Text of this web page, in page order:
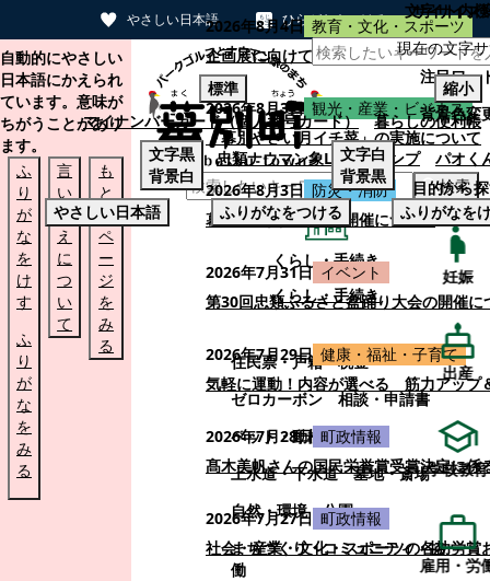
やさしい日本語 ひらがなをつける
本文へスキップする
自動的にやさしい
日本語にかえられ
ています。意味が
ちがうことがあり
ます。
ふ
り
が
な
を
け
す
ふ
り
が
な
を
み
る
言
い
替
え
に
つ
い
て
も
と
の
ペ
ー
ジ
を
み
る
検索
くらし・手続き
くらし・手続き
住民票・戸籍
税金
ゼロカーボン
相談・申請書
ペット・動植物
ごみ
上水道・下水道
墓地・斎場
自然・環境・公園
まちづくり・コミュニティ・協
働
2026年8月4日 教育・文化・スポーツ
企画展に向けて：安東ウメ子さんとの思
2026年8月3日 観光・産業・ビジネス
「幕別やさい月イチ菜」の実施について
2026年8月3日 防災・消防
幕別町防災フェアの開催について
2026年7月31日 イベント
第30回忠類ふるさと盆踊り大会の開催に
2026年7月29日 健康・福祉・子育て
気軽に運動！内容が選べる 筋力アップ
2026年7月28日 町政情報
髙木美帆さんの国民栄誉賞受賞決定に係
2026年7月27日 町政情報
社会・産業・文化・スポーツの各功労
サイト内
注目ワー
マイナンバーカード（個人番号カード）
暮らしの便利帳
忠類ナウマン象LINEスタンプ
パオく
目的から
妊娠
出産
学校教育
雇用・労
文字サイズ
現在の文字
標準
縮小
背景色変
文字黒
背景白
文字白
背景黒
やさしい日本語
ふりがなをつける ふりがなを